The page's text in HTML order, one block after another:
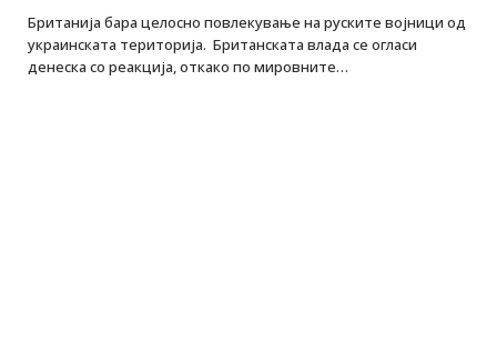
Британија бара целосно повлекување на руските војници од
украинската територија. Британската влада се огласи
денеска со реакција, откако по мировните…